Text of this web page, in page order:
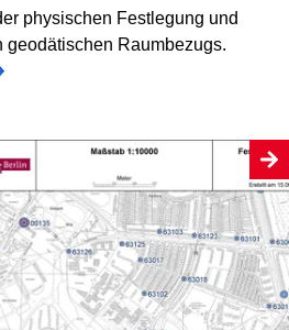
physischen Festlegung und
geodätischen Raumbezugs.